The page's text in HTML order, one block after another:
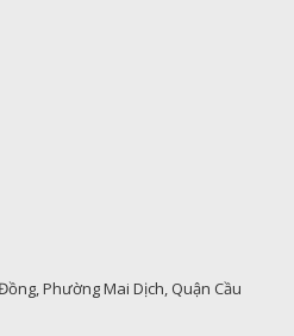
Phường Mai Dịch, Quận Cầu